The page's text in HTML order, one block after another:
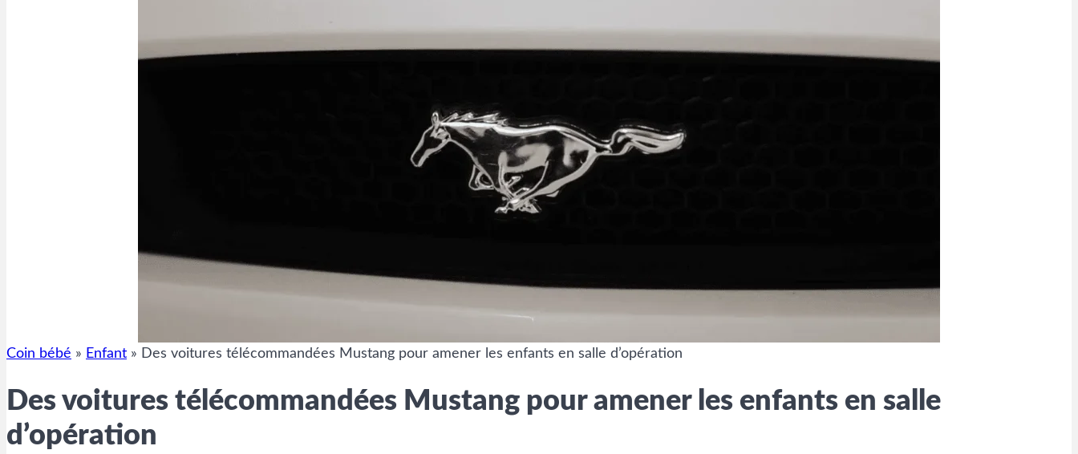
Coin bébé » Enfant » Des voitures télécommandées Mustang pour amener les enfants en salle d’opération
Des voitures télécommandées Mustang pour amener les enfants en salle
d’opération